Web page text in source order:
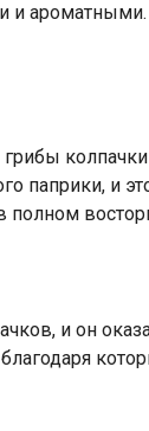
и
паприки, и
полном
и он